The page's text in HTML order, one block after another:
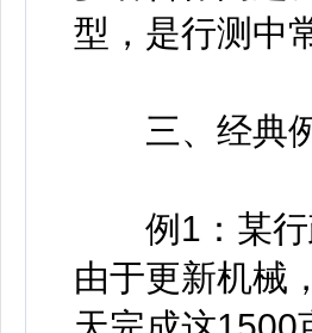
型，是行测中
三、经典
例1：某行
由于更新机械